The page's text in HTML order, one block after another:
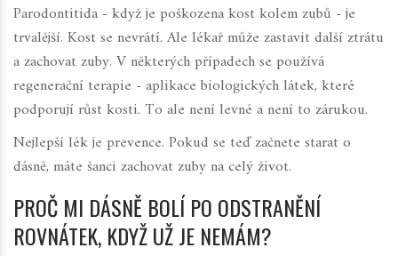
Parodontitida - když je poškozena kost kolem zubů - je
trvalější. Kost se nevrátí. Ale lékař může zastavit další ztrátu
a zachovat zuby. V některých případech se používá
regenerační terapie - aplikace biologických látek, které
podporují růst kosti. To ale není levné a není to zárukou.
Nejlepší lék je prevence. Pokud se teď začnete starat o
dásně, máte šanci zachovat zuby na celý život.
PROČ MI DÁSNĚ BOLÍ PO ODSTRANĚNÍ
ROVNÁTEK, KDYŽ UŽ JE NEMÁM?